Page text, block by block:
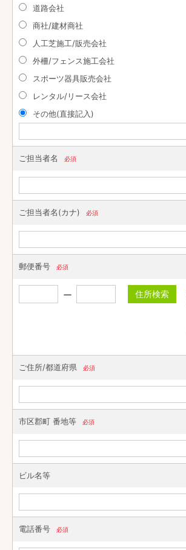
道路会社
商社/建材商社
人工芝施工/販売会社
外柵/フェンス施工会社
スポーツ器具販売会社
レンタル/リース会社
その他(直接記入)
ご担当者名 必須
ご担当者名(カナ) 必須
郵便番号 必須
住所検索
ご住所/都道府県 必須
市区郡町 番地等 必須
ビル名等
電話番号 必須